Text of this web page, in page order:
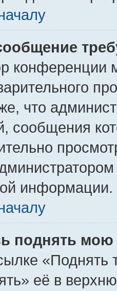
конференции
что
сообщения
информации.
поднять мою
«Поднять
её в